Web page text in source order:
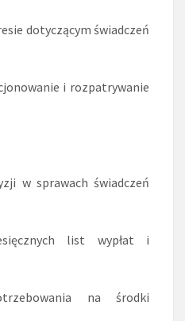
dotyczącym świadczeń
i rozpatrywanie
w sprawach świadczeń
list wypłat i
na środki